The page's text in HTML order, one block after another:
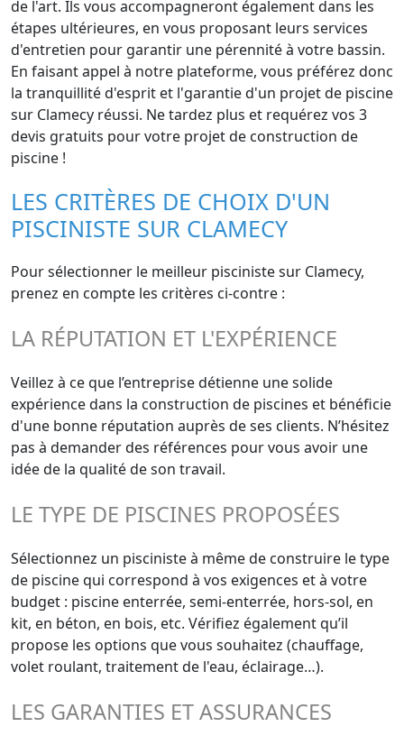
de l'art. Ils vous accompagneront également dans les
étapes ultérieures, en vous proposant leurs services
d'entretien pour garantir une pérennité à votre bassin.
En faisant appel à notre plateforme, vous préférez donc
la tranquillité d'esprit et l'garantie d'un projet de piscine
sur Clamecy réussi. Ne tardez plus et requérez vos 3
devis gratuits pour votre projet de construction de
piscine !
LES CRITÈRES DE CHOIX D'UN
PISCINISTE SUR CLAMECY
Pour sélectionner le meilleur pisciniste sur Clamecy,
prenez en compte les critères ci-contre :
LA RÉPUTATION ET L'EXPÉRIENCE
Veillez à ce que l’entreprise détienne une solide
expérience dans la construction de piscines et bénéficie
d'une bonne réputation auprès de ses clients. N’hésitez
pas à demander des références pour vous avoir une
idée de la qualité de son travail.
LE TYPE DE PISCINES PROPOSÉES
Sélectionnez un pisciniste à même de construire le type
de piscine qui correspond à vos exigences et à votre
budget : piscine enterrée, semi-enterrée, hors-sol, en
kit, en béton, en bois, etc. Vérifiez également qu’il
propose les options que vous souhaitez (chauffage,
volet roulant, traitement de l'eau, éclairage…).
LES GARANTIES ET ASSURANCES